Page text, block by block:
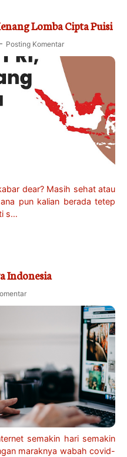
Lomba Cipta Puisi
Posting Komentar
dear? Masih sehat atau
pun kalian berada tetep
s…
Indonesia
maraknya wabah covid-